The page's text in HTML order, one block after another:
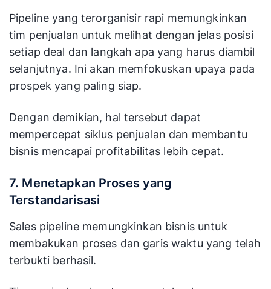
Pipeline yang terorganisir rapi memungkinkan
tim penjualan untuk melihat dengan jelas posisi
setiap deal dan langkah apa yang harus diambil
selanjutnya. Ini akan memfokuskan upaya pada
prospek yang paling siap.
Dengan demikian, hal tersebut dapat
mempercepat siklus penjualan dan membantu
bisnis mencapai profitabilitas lebih cepat.
7. Menetapkan Proses yang
Terstandarisasi
Sales pipeline memungkinkan bisnis untuk
membakukan proses dan garis waktu yang telah
terbukti berhasil.